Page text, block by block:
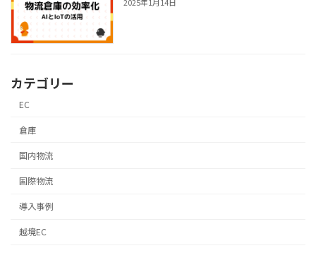
カテゴリー
EC
倉庫
国内物流
国際物流
導入事例
越境EC